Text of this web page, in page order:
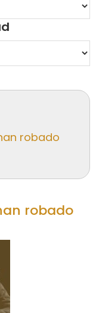
robado
robado